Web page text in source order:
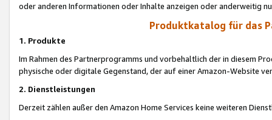
oder anderen Informationen oder Inhalte anzeigen oder anderweitig
Produktkatalog für das
1. Produkte
Im Rahmen des Partnerprogramms und vorbehaltlich der in diesem
physische oder digitale Gegenstand, der auf einer Amazon-Website
2. Dienstleistungen
Derzeit zählen außer den Amazon Home Services keine weiteren